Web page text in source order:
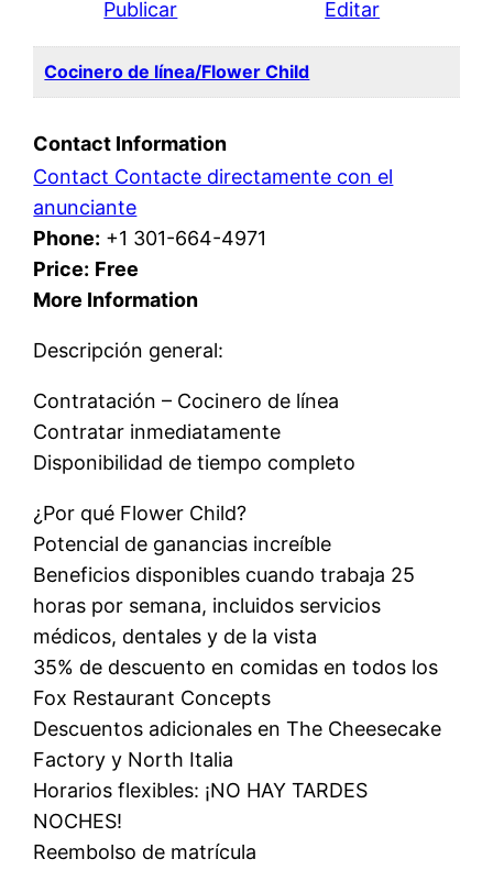
Publicar Editar
Cocinero de línea/Flower Child
Contact Information
Contact Contacte directamente con el
anunciante
Phone: +1 301-664-4971
Price: Free
More Information
Descripción general:
Contratación – Cocinero de línea
Contratar inmediatamente
Disponibilidad de tiempo completo
¿Por qué Flower Child?
Potencial de ganancias increíble
Beneficios disponibles cuando trabaja 25
horas por semana, incluidos servicios
médicos, dentales y de la vista
35% de descuento en comidas en todos los
Fox Restaurant Concepts
Descuentos adicionales en The Cheesecake
Factory y North Italia
Horarios flexibles: ¡NO HAY TARDES
NOCHES!
Reembolso de matrícula